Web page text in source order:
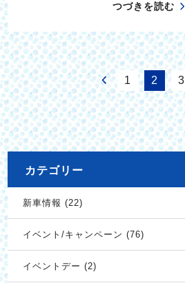
つづきを読む
1 2 3
カテゴリー
新車情報 (22)
イベント/キャンペーン (76)
イベントデー (2)